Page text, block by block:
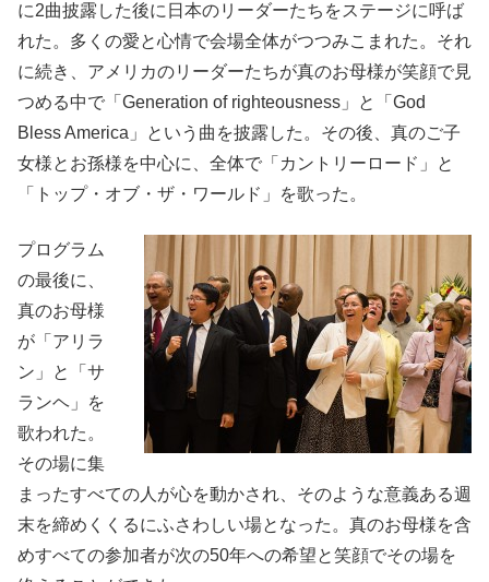
に2曲披露した後に日本のリーダーたちをステージに呼ば
れた。多くの愛と心情で会場全体がつつみこまれた。それ
に続き、アメリカのリーダーたちが真のお母様が笑顔で見
つめる中で「Generation of righteousness」と「God
Bless America」という曲を披露した。その後、真のご子
女様とお孫様を中心に、全体で「カントリーロード」と
「トップ・オブ・ザ・ワールド」を歌った。
プログラム
の最後に、
真のお母様
が「アリラ
ン」と「サ
ランヘ」を
歌われた。
その場に集
まったすべての人が心を動かされ、そのような意義ある週
末を締めくくるにふさわしい場となった。真のお母様を含
めすべての参加者が次の50年への希望と笑顔でその場を